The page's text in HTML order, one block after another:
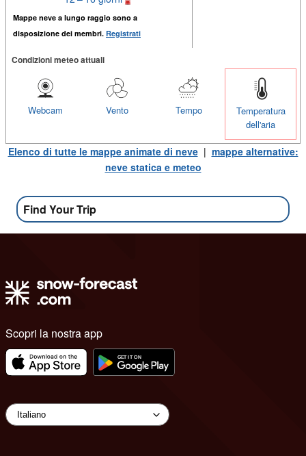
Mappe neve a lungo raggio sono a
disposizione dei membri. Registrati
Condizioni meteo attuali
Temperatura
dell'aria
Tempo
Vento
Webcam
Elenco di tutte le mappe animate di neve| mappe alternative:
neve statica e meteo
Find Your Trip
Scopri la nostra app